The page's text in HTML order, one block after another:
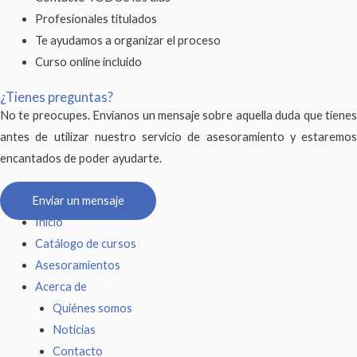
Profesionales titulados
Te ayudamos a organizar el proceso
Curso online incluido
¿Tienes preguntas?
No te preocupes. Envíanos un mensaje sobre aquella duda que tienes
antes de utilizar nuestro servicio de asesoramiento y estaremos
encantados de poder ayudarte.
Enviar un mensaje
Inicio
Catálogo de cursos
Asesoramientos
Acerca de
Quiénes somos
Noticias
Contacto